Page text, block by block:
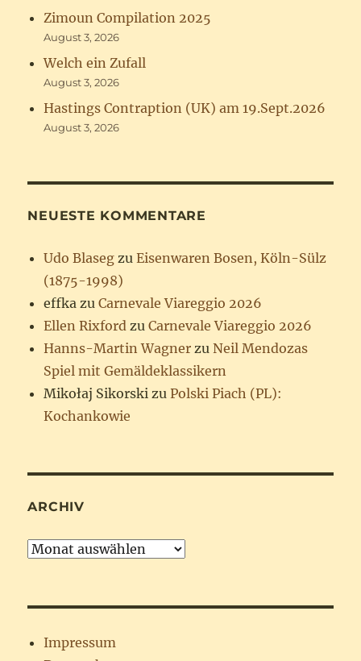
Zimoun Compilation 2025
August 3, 2026
Welch ein Zufall
August 3, 2026
Hastings Contraption (UK) am 19.Sept.2026
August 3, 2026
NEUESTE KOMMENTARE
Udo Blaseg zuEisenwaren Bosen, Köln-Sülz
(1875-1998)
effka zuCarnevale Viareggio 2026
Ellen Rixford zuCarnevale Viareggio 2026
Hanns-Martin Wagner zuNeil Mendozas
Spiel mit Gemäldeklassikern
Mikołaj Sikorski zuPolski Piach (PL):
Kochankowie
ARCHIV
Archiv
Impressum